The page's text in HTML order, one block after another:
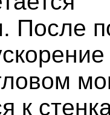
После
к